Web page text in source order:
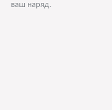
ваш наряд.